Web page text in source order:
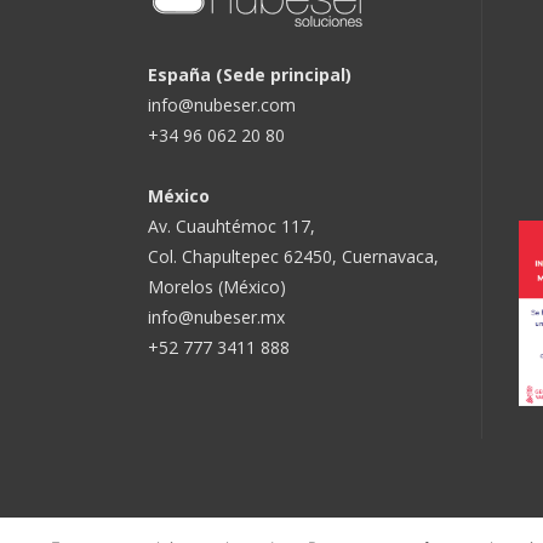
España (Sede principal)
info@nubeser.com
+34 96 062 20 80
México
Av. Cuauhtémoc 117,
Col. Chapultepec 62450, Cuernavaca,
Morelos (México)
info@nubeser.mx
+52 777 3411 888